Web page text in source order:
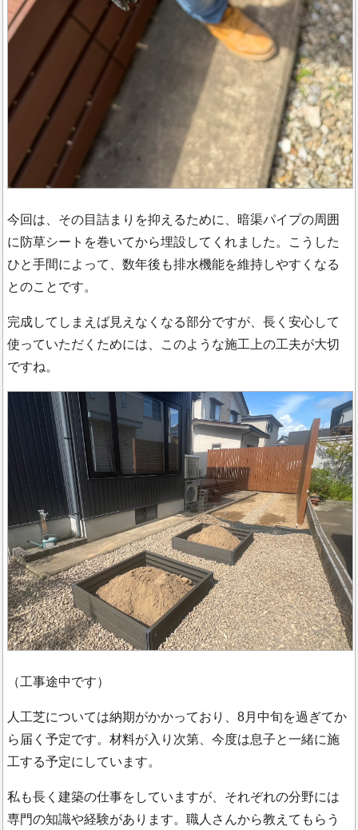
今回は、その目詰まりを抑えるために、暗渠パイプの周囲
に防草シートを巻いてから埋設してくれました。こうした
ひと手間によって、数年後も排水機能を維持しやすくなる
とのことです。
完成してしまえば見えなくなる部分ですが、長く安心して
使っていただくためには、このような施工上の工夫が大切
ですね。
（工事途中です）
人工芝については納期がかかっており、8月中旬を過ぎてか
ら届く予定です。材料が入り次第、今度は息子と一緒に施
工する予定にしています。
私も長く建築の仕事をしていますが、それぞれの分野には
専門の知識や経験があります。職人さんから教えてもらう